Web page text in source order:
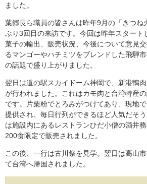
ました。
葉郷長ら職員の皆さんは昨年9月の「きつね
ぶり3回目の来訪です。今回は昨年スタート
菓子の輸出、販売状況、今後について意見
るマンゴーやハチミツをブレンドした飛騨
の話題で盛り上がりました。
翌日は道の駅スカイドーム神岡で、新港鴨
が行われました。これはカモ肉と台湾特産
です。片栗粉でとろみがつけてあり、現地
提供され、毎日行列ができるほど人気だそ
は施設内にあるレストランひだ小僧の酒井務
200食限定で販売されました。
この後、一行は古川祭を見学。翌日は高山
て台湾へ帰国されました。